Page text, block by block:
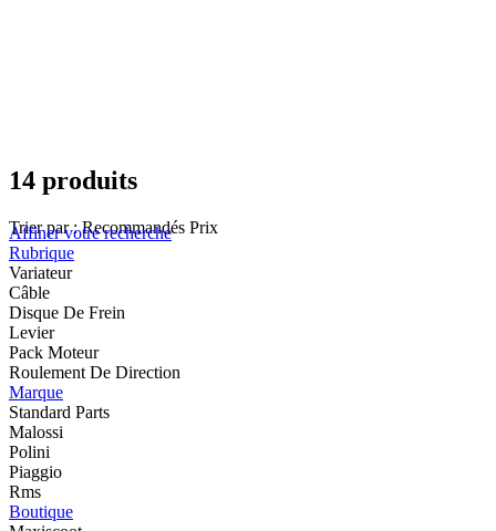
14 produits
Trier par : Recommandés Prix
Affiner votre recherche
Rubrique
Variateur
Câble
Disque De Frein
Levier
Pack Moteur
Roulement De Direction
Marque
Standard Parts
Malossi
Polini
Piaggio
Rms
Boutique